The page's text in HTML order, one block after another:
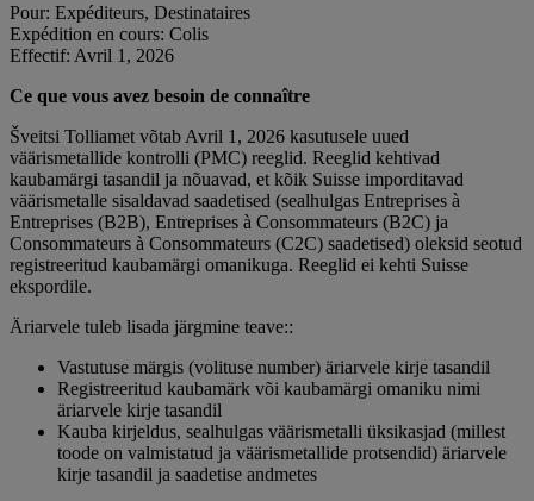
Pour: Expéditeurs, Destinataires
Expédition en cours: Colis
Effectif: Avril 1, 2026
Ce que vous avez besoin de connaître
Šveitsi Tolliamet võtab Avril 1, 2026 kasutusele uued
väärismetallide kontrolli (PMC) reeglid. Reeglid kehtivad
kaubamärgi tasandil ja nõuavad, et kõik Suisse imporditavad
väärismetalle sisaldavad saadetised (sealhulgas Entreprises à
Entreprises (B2B), Entreprises à Consommateurs (B2C) ja
Consommateurs à Consommateurs (C2C) saadetised) oleksid seotud
registreeritud kaubamärgi omanikuga. Reeglid ei kehti Suisse
ekspordile.
Äriarvele tuleb lisada järgmine teave::
Vastutuse märgis (volituse number) äriarvele kirje tasandil
Registreeritud kaubamärk või kaubamärgi omaniku nimi
äriarvele kirje tasandil
Kauba kirjeldus, sealhulgas väärismetalli üksikasjad (millest
toode on valmistatud ja väärismetallide protsendid) äriarvele
kirje tasandil ja saadetise andmetes